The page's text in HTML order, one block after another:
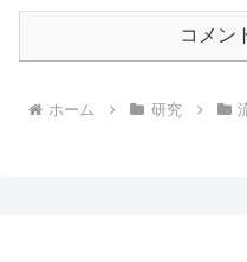
コメン
ホーム 研究